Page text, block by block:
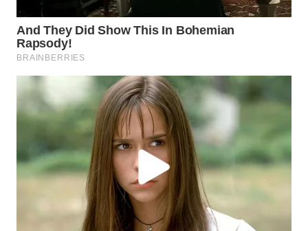
LIKUPANG
WN
LABUANBAJO
WN
BORNEO
Media
Group